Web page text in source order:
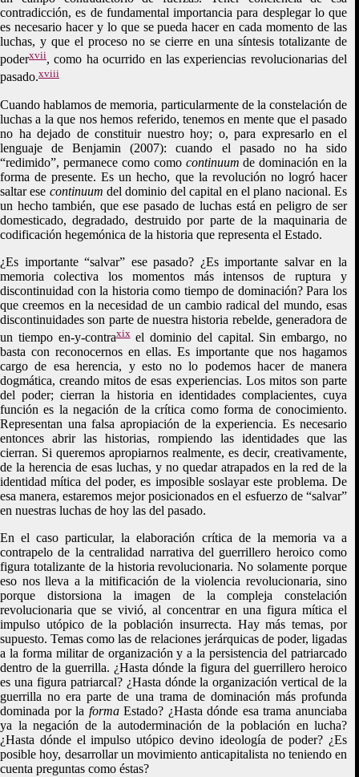
contradicción, es de fundamental importancia para desplegar lo que
es necesario hacer y lo que se pueda hacer en cada momento de las
luchas, y que el proceso no se cierre en una síntesis totalizante de
poderxvii, como ha ocurrido en las experiencias revolucionarias del
pasado.xviii
Cuando hablamos de memoria, particularmente de la constelación de
luchas a la que nos hemos referido, tenemos en mente que el pasado
no ha dejado de constituir nuestro hoy; o, para expresarlo en el
lenguaje de Benjamin (2007): cuando el pasado no ha sido
“redimido”, permanece como como continuumde dominación en la
forma de presente. Es un hecho, que la revolución no logró hacer
saltar ese continuumdel dominio del capital en el plano nacional. Es
un hecho también, que ese pasado de luchas está en peligro de ser
domesticado, degradado, destruido por parte de la maquinaria de
codificación hegemónica de la historia que representa el Estado.
¿Es importante “salvar” ese pasado? ¿Es importante salvar en la
memoria colectiva los momentos más intensos de ruptura y
discontinuidad con la historia como tiempo de dominación? Para los
que creemos en la necesidad de un cambio radical del mundo, esas
discontinuidades son parte de nuestra historia rebelde, generadora de
un tiempo en-y-contraxixel dominio del capital. Sin embargo, no
basta con reconocernos en ellas. Es importante que nos hagamos
cargo de esa herencia, y esto no lo podemos hacer de manera
dogmática, creando mitos de esas experiencias. Los mitos son parte
del poder; cierran la historia en identidades complacientes, cuya
función es la negación de la crítica como forma de conocimiento.
Representan una falsa apropiación de la experiencia. Es necesario
entonces abrir las historias, rompiendo las identidades que las
cierran. Si queremos apropiarnos realmente, es decir, creativamente,
de la herencia de esas luchas, y no quedar atrapados en la red de la
identidad mítica del poder, es imposible soslayar este problema. De
esa manera, estaremos mejor posicionados en el esfuerzo de “salvar”
en nuestras luchas de hoy las del pasado.
En el caso particular, la elaboración crítica de la memoria va a
contrapelo de la centralidad narrativa del guerrillero heroico como
figura totalizante de la historia revolucionaria. No solamente porque
eso nos lleva a la mitificación de la violencia revolucionaria, sino
porque distorsiona la imagen de la compleja constelación
revolucionaria que se vivió, al concentrar en una figura mítica el
impulso utópico de la población insurrecta. Hay más temas, por
supuesto. Temas como las de relaciones jerárquicas de poder, ligadas
a la forma militar de organización y a la persistencia del patriarcado
dentro de la guerrilla. ¿Hasta dónde la figura del guerrillero heroico
es una figura patriarcal? ¿Hasta dónde la organización vertical de la
guerrilla no era parte de una trama de dominación más profunda
dominada por la formaEstado? ¿Hasta dónde esa trama anunciaba
ya la negación de la autoderminación de la población en lucha?
¿Hasta dónde el impulso utópico devino ideología de poder? ¿Es
posible hoy, desarrollar un movimiento anticapitalista no teniendo en
cuenta preguntas como éstas?